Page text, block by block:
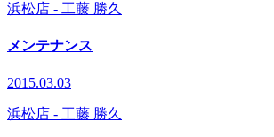
浜松店 - 工藤 勝久
メンテナンス
2015.03.03
浜松店 - 工藤 勝久